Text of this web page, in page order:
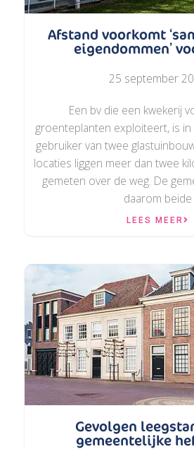
Afstand voorkomt
eigendommen’
25 september
Een bv die een kwekerij
groenteplanten exploiteert, is
gebruiker van twee
locaties liggen meer dan twee
gemeten over de weg. De
daarom beide
LEES MEER
Gevolgen
gemeentelijke